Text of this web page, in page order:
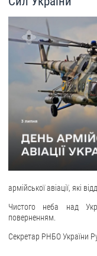
ОФІЦІЙНІ ДОКУМЕНТИ
ПРЕСЦЕНТР
Drone Deals
Відеогалерея
Звернення громадян
Електронне звернення
ДОСТУП ДО ПУБЛІЧНОЇ
Організація доступу до
Запит на отримання публічної
армійської авіації, які
Чистого неба над
поверненням.
Секретар РНБО України